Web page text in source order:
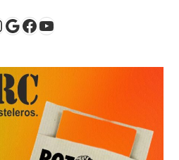
Google
Facebook
YouTube